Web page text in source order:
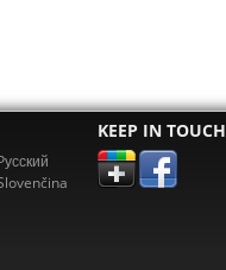
KEEP IN TOUCH